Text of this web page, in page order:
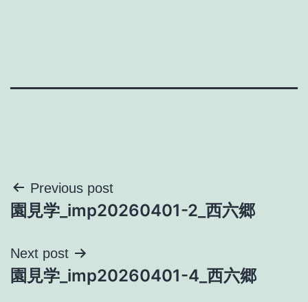
投
稿
ナ
ビ
Previous post
園見学_imp20260401-2_西六郷
Next post
園見学_imp20260401-4_西六郷